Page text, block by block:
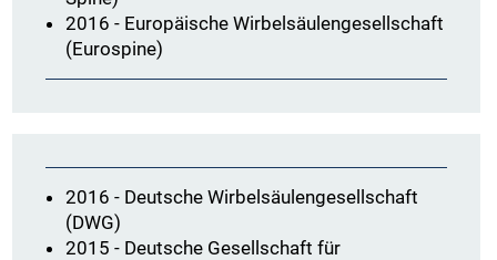
2016 - Europäische Wirbelsäulengesellschaft
(Eurospine)
2016 - Deutsche Wirbelsäulengesellschaft
(DWG)
2015 - Deutsche Gesellschaft für